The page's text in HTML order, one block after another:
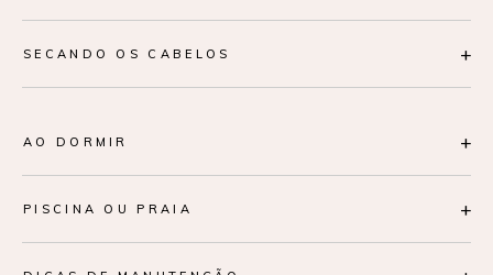
SECANDO OS CABELOS +
AO DORMIR +
PISCINA OU PRAIA +